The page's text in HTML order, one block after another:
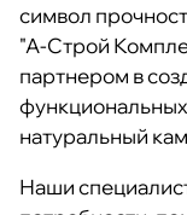
символ
"А-Строй
партнером в
натуральный
Наши